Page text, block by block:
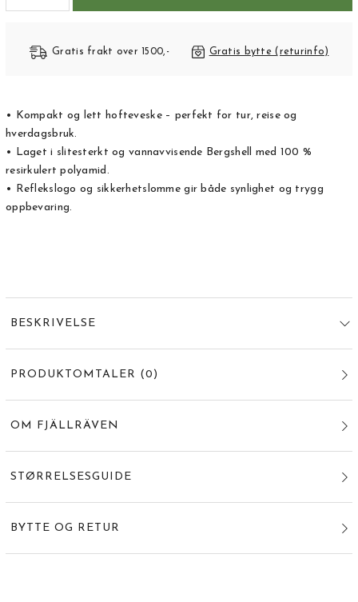
Gratis frakt over 1500,- Gratis bytte (returinfo)
• Kompakt og lett hofteveske – perfekt for tur, reise og
hverdagsbruk.
• Laget i slitesterkt og vannavvisende Bergshell med 100 %
resirkulert polyamid.
• Reflekslogo og sikkerhetslomme gir både synlighet og trygg
oppbevaring.
BESKRIVELSE
PRODUKTOMTALER (0 )
OM FJÄLLRÄVEN
STØRRELSESGUIDE
BYTTE OG RETUR